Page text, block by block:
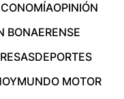
OPINIÓN
BONAERENSE
DEPORTES
MUNDO MOTOR